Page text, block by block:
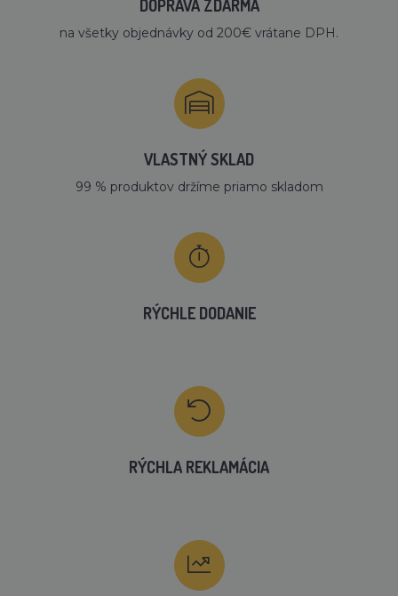
DOPRAVA ZDARMA
na všetky objednávky od 200€ vrátane DPH.
VLASTNÝ SKLAD
99 % produktov držíme priamo skladom
RÝCHLE DODANIE
RÝCHLA REKLAMÁCIA